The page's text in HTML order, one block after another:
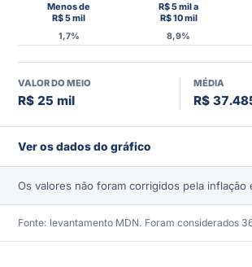
Menos de
R$ 5 mil
1,7%
R$ 5 mil a
R$ 10 mil
8,9%
VALOR DO MEIO
R$ 25 mil
MÉDIA
R$
Ver os dados do gráfico
Os valores não foram corrigidos pela
Fonte: levantamento MDN. Foram considerados